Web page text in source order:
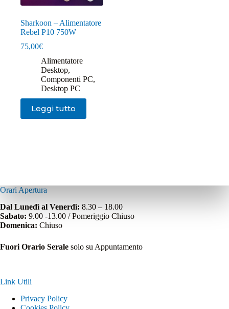
Sharkoon – Alimentatore
Rebel P10 750W
75,00€
Alimentatore
Desktop,
Componenti PC,
Desktop PC
Leggi tutto
Orari Apertura
Dal Lunedì al Venerdì: 8.30 – 18.00
Sabato: 9.00 -13.00 / Pomeriggio Chiuso
Domenica: Chiuso
Fuori Orario Serale solo su Appuntamento
Link Utili
Privacy Policy